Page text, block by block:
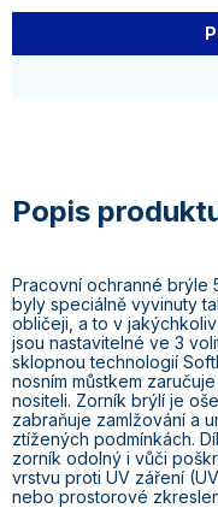
Pracovní ochranné brýle
byly speciálně vyvinuty
obličeji, a to v
jsou nastavitelné ve 3
sklopnou technologií
nosním můstkem
nositeli. Zorník brýlí je
zabraňuje zamlžování a
ztížených podmínkách.
zorník odolný i vůči
vrstvu proti UV záření
nebo prostorové